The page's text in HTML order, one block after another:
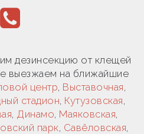
дезинсекцию от клещей
выезжаем на ближайшие
центр, Выставочная,
стадион, Кутузовская,
, Динамо, Маяковская,
парк, Савёловская,